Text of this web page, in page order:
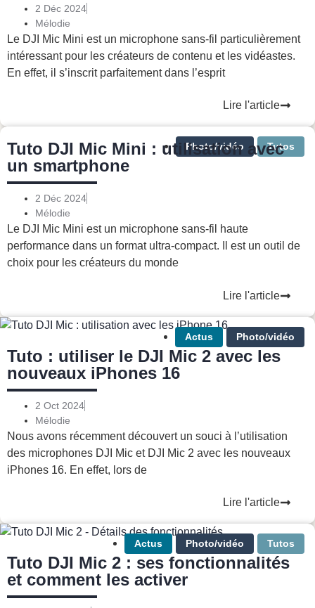
2 Déc 2024
Mélodie
Le DJI Mic Mini est un microphone sans-fil particulièrement
intéressant pour les créateurs de contenu et les vidéastes.
En effet, il s’inscrit parfaitement dans l’esprit
Lire l'article
Photo/vidéo Tutos
Tuto DJI Mic Mini : utilisation avec
un smartphone
2 Déc 2024
Mélodie
Le DJI Mic Mini est un microphone sans-fil haute
performance dans un format ultra-compact. Il est un outil de
choix pour les créateurs du monde
Lire l'article
Actus Photo/vidéo
Tuto : utiliser le DJI Mic 2 avec les
nouveaux iPhones 16
2 Oct 2024
Mélodie
Nous avons récemment découvert un souci à l’utilisation
des microphones DJI Mic et DJI Mic 2 avec les nouveaux
iPhones 16. En effet, lors de
Lire l'article
Actus Photo/vidéo Tutos
Tuto DJI Mic 2 : ses fonctionnalités
et comment les activer